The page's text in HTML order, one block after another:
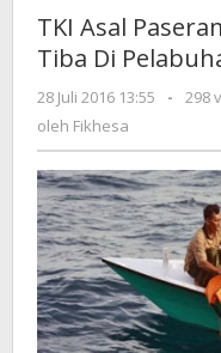
TKI Asal
Tiba Di
28 Juli 2016 13:55
oleh
-
298
oleh Fikhesa